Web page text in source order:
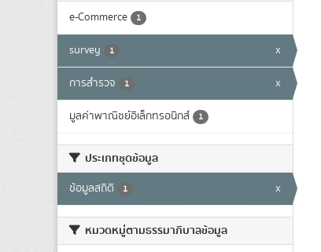
e-Commerce 1
survey 1 x
การสำรวจ 1 x
มูลค่าพาณิชย์อิเล็กทรอนิกส์ 1
ประเภทชุดข้อมูล
ข้อมูลสถิติ 1 x
หมวดหมู่ตามธรรมาภิบาลข้อมูล